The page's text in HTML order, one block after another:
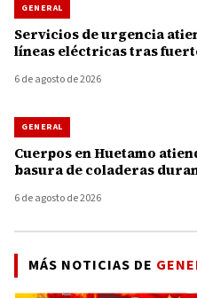
GENERAL
Servicios de urgencia
líneas eléctricas tras
6 de agosto de 2026
GENERAL
Cuerpos en Huetamo
basura de coladeras
6 de agosto de 2026
MÁS NOTICIAS DE